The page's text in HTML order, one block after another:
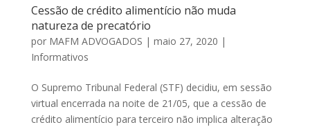
Cessão de crédito alimentício não muda
natureza de precatório
por MAFM ADVOGADOS | maio 27, 2020 |
Informativos
O Supremo Tribunal Federal (STF) decidiu, em sessão
virtual encerrada na noite de 21/05, que a cessão de
crédito alimentício para terceiro não implica alteração